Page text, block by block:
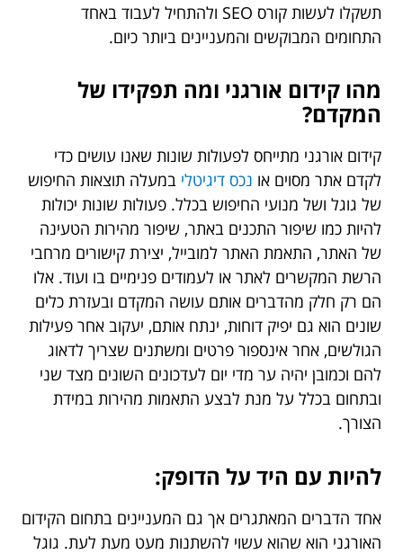
תשקלו לעשות קורס SEO ולהתחיל לעבוד באחד
התחומים המבוקשים והמעניינים ביותר כיום.
מהו קידום אורגני ומה תפקידו של
המקדם?
קידום אורגני מתייחס לפעולות שונות שאנו עושים כדי
לקדם אתר מסוים או נכס דיגיטלי במעלה תוצאות החיפוש
של גוגל ושל מנועי החיפוש בכלל. פעולות שונות יכולות
להיות כמו שיפור התכנים באתר, שיפור מהירות הטעינה
של האתר, התאמת האתר למובייל, יצירת קישורים מרחבי
הרשת המקשרים לאתר או לעמודים פנימיים בו ועוד. אלו
הם רק חלק מהדברים אותם עושה המקדם ובעזרת כלים
שונים הוא גם יפיק דוחות, ינתח אותם, יעקוב אחר פעילות
הגולשים, אחר אינספור פרטים ומשתנים שצריך לדאוג
להם וכמובן יהיה ער מדי יום לעדכונים השונים מצד שני
ובתחום בכלל על מנת לבצע התאמות מהירות במידת
הצורך.
להיות עם היד על הדופק:
אחד הדברים המאתגרים אך גם המעניינים בתחום הקידום
האורגני הוא שהוא עשוי להשתנות מעט מעת לעת. גוגל